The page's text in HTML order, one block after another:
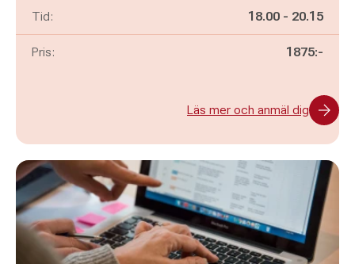
Tid: Pågår mellan
18.00 - och
20.15
Pris: 1875:-
Läs mer och anmäl dig